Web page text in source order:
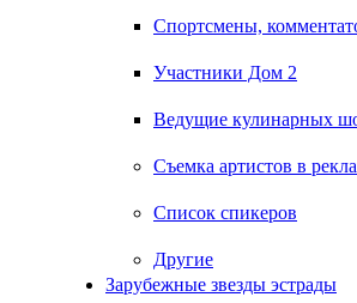
Спортсмены,
Участники Дом 2
Ведущие кулинарных
Съемка артистов в
Список спикеров
Другие
Зарубежные звезды эстрады